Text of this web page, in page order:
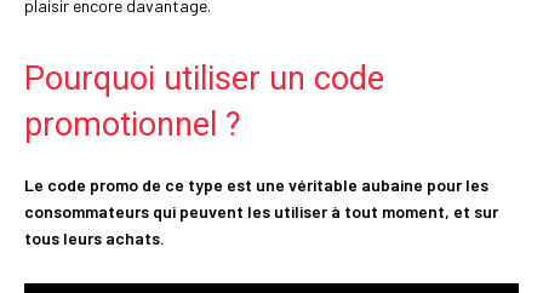
plaisir encore davantage.
Pourquoi utiliser un code
promotionnel ?
Le code promo de ce type est une véritable aubaine pour les
consommateurs qui peuvent les utiliser à tout moment, et sur
tous leurs achats.